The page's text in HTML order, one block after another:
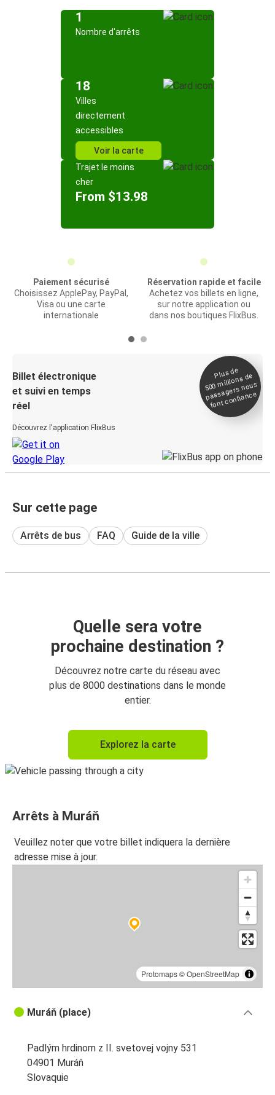
1
Nombre d'arrêts
18
Villes
directement
accessibles
Voir la carte
Trajet le moins
cher
From $13.98
Paiement sécurisé
Choisissez ApplePay, PayPal,
Visa ou une carte
internationale
Réservation rapide et facile
Achetez vos billets en ligne,
sur notre application ou
dans nos boutiques FlixBus.
Billet électronique
et suivi en temps
réel
Découvrez l'application FlixBus
Plus de
500
millions de
passagers nous
font confiance
Sur cette page
Arrêts de bus FAQ Guide de la ville
Quelle sera votre
prochaine destination ?
Découvrez notre carte du réseau avec
plus de 8000 destinations dans le monde
entier.
Explorez la carte
Arrêts à Muráň
Veuillez noter que votre billet indiquera la dernière
adresse mise à jour.
Protomaps©OpenStreetMap
Muráň (place)
Padlým hrdinom z II. svetovej vojny 531
04901 Muráň
Slovaquie